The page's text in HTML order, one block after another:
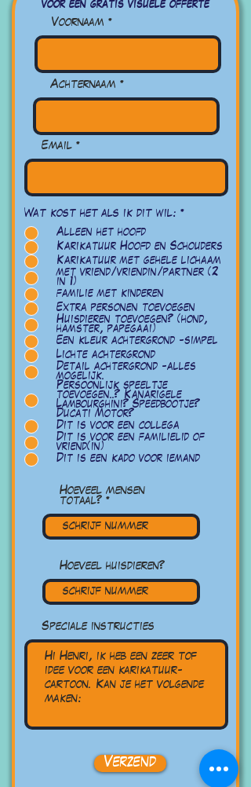
voor een gratis visuele offerte
Voornaam
Achternaam
Email
Wat kost het als ik dit wil: *必
目
Alleen het hoofd
Karikatuur Hoofd en Schouders
Karikatuur met gehele lichaam
met vriend/vriendin/partner (2
in 1)
familie met kinderen
Extra personen toevoegen
Huisdieren toevoegen? (hond,
hamster, papegaai)
Een kleur achtergrond -simpel
Lichte achtergrond
Detail achtergrond -alles
mogelijk.
Persoonlijk speeltje
toevoegen..? Kanarigele
Lambourghini? Speedbootje?
Ducati Motor?
Dit is voor een collega
Dit is voor een familielid of
vriend(in)
Dit is een kado voor iemand
Hoeveel mensen
totaal?
Hoeveel huisdieren?
Speciale instructies
Verzend